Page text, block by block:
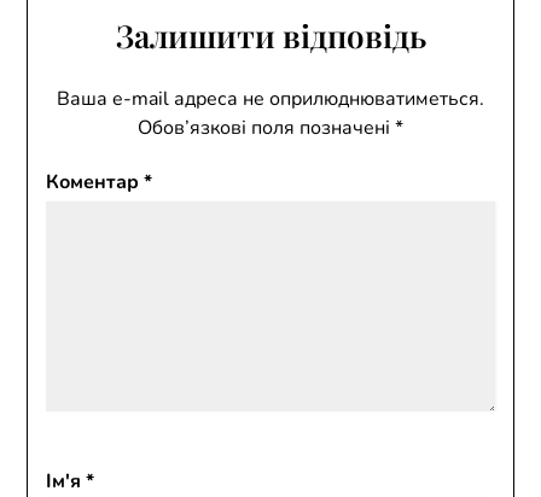
Залишити відповідь
Ваша e-mail адреса не оприлюднюватиметься.
Обов’язкові поля позначені *
Коментар*
Ім'я*